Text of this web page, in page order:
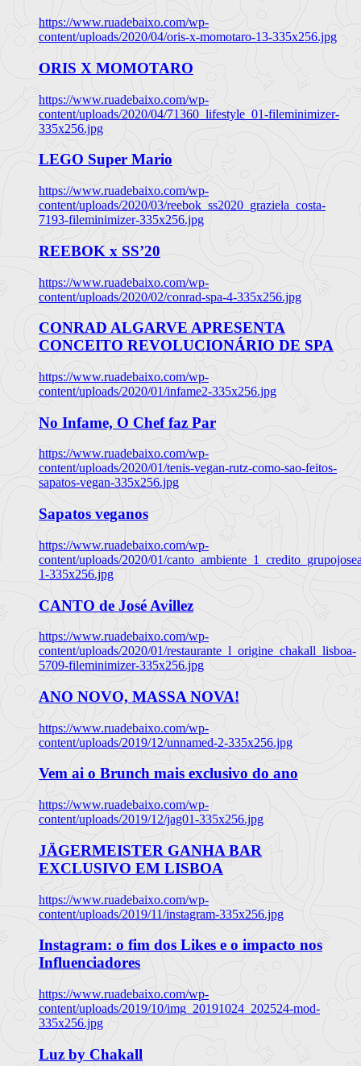
https://www.ruadebaixo.com/wp-
content/uploads/2020/04/oris-x-momotaro-13-335x256.jpg
ORIS X MOMOTARO
https://www.ruadebaixo.com/wp-
content/uploads/2020/04/71360_lifestyle_01-fileminimizer-
335x256.jpg
LEGO Super Mario
https://www.ruadebaixo.com/wp-
content/uploads/2020/03/reebok_ss2020_graziela_costa-
7193-fileminimizer-335x256.jpg
REEBOK x SS’20
https://www.ruadebaixo.com/wp-
content/uploads/2020/02/conrad-spa-4-335x256.jpg
CONRAD ALGARVE APRESENTA
CONCEITO REVOLUCIONÁRIO DE SPA
https://www.ruadebaixo.com/wp-
content/uploads/2020/01/infame2-335x256.jpg
No Infame, O Chef faz Par
https://www.ruadebaixo.com/wp-
content/uploads/2020/01/tenis-vegan-rutz-como-sao-feitos-
sapatos-vegan-335x256.jpg
Sapatos veganos
https://www.ruadebaixo.com/wp-
content/uploads/2020/01/
1-335x256.jpg
CANTO de José Avillez
https://www.ruadebaixo.com/wp-
content/uploads/2020/01/restaurante_l_origine_chakall_lisboa-
5709-fileminimizer-335x256.jpg
ANO NOVO, MASSA NOVA!
https://www.ruadebaixo.com/wp-
content/uploads/2019/12/unnamed-2-335x256.jpg
Vem ai o Brunch mais exclusivo do ano
https://www.ruadebaixo.com/wp-
content/uploads/2019/12/jag01-335x256.jpg
JÄGERMEISTER GANHA BAR
EXCLUSIVO EM LISBOA
https://www.ruadebaixo.com/wp-
content/uploads/2019/11/instagram-335x256.jpg
Instagram: o fim dos Likes e o impacto nos
Influenciadores
https://www.ruadebaixo.com/wp-
content/uploads/2019/10/img_20191024_202524-mod-
335x256.jpg
Luz by Chakall